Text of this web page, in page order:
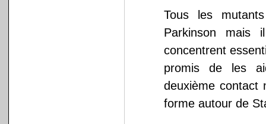
Tous les
Parkinson mais
concentrent
promis de les
deuxième contact
forme autour de